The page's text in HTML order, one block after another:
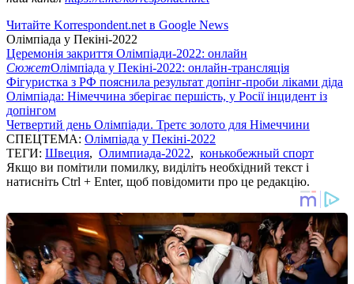
Читайте Korrespondent.net в Google News
Олімпіада у Пекіні-2022
Церемонія закриття Олімпіади-2022: онлайн
СюжетОлімпіада у Пекіні-2022: онлайн-трансляція
Фігуристка з РФ пояснила результат допінг-проби ліками діда
Олімпіада: Німеччина зберігає першість, у Росії інцидент із
допінгом
Четвертий день Олімпіади. Третє золото для Німеччини
СПЕЦТЕМА: Олімпіада у Пекіні-2022
ТЕГИ: Швеция, Олимпиада-2022, конькобежный спорт
Якщо ви помітили помилку, виділіть необхідний текст і
натисніть Ctrl + Enter, щоб повідомити про це редакцію.